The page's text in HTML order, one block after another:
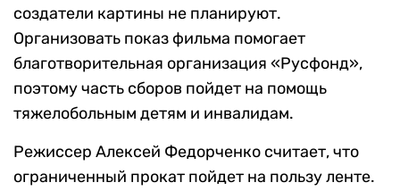
создатели картины не планируют.
Организовать показ фильма помогает
благотворительная организация «Русфонд»,
поэтому часть сборов пойдет на помощь
тяжелобольным детям и инвалидам.
Режиссер Алексей Федорченко считает, что
ограниченный прокат пойдет на пользу ленте.